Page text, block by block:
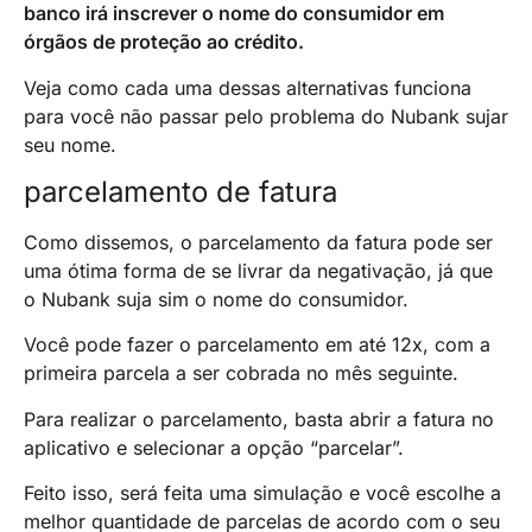
banco irá inscrever o nome do consumidor em
órgãos de proteção ao crédito.
Veja como cada uma dessas alternativas funciona
para você não passar pelo problema do Nubank sujar
seu nome.
parcelamento de fatura
Como dissemos, o parcelamento da fatura pode ser
uma ótima forma de se livrar da negativação, já que
o Nubank suja sim o nome do consumidor.
Você pode fazer o parcelamento em até 12x, com a
primeira parcela a ser cobrada no mês seguinte.
Para realizar o parcelamento, basta abrir a fatura no
aplicativo e selecionar a opção “parcelar”.
Feito isso, será feita uma simulação e você escolhe a
melhor quantidade de parcelas de acordo com o seu